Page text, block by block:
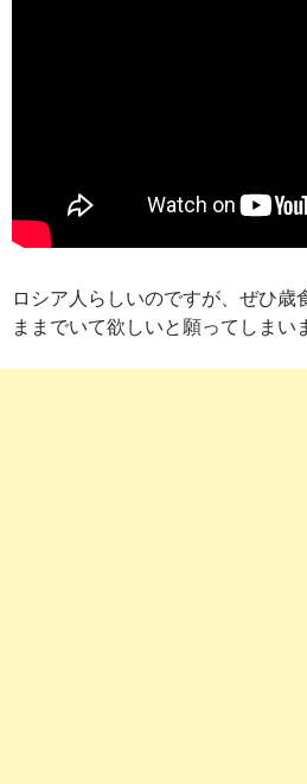
ロシア人らしいのですが、ぜひ歳
ままでいて欲しいと願ってしまい